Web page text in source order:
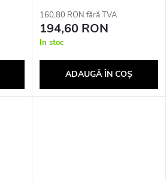
160,80 RON fără TVA
194,60 RON
In stoc
ADAUGĂ ÎN COŞ